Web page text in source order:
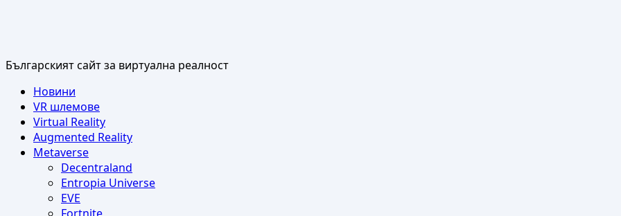
Българският сайт за виртуална реалност
Primary
Menu
Новини
VR шлемове
Virtual Reality
Augmented Reality
Metaverse
Decentraland
Entropia Universe
EVE